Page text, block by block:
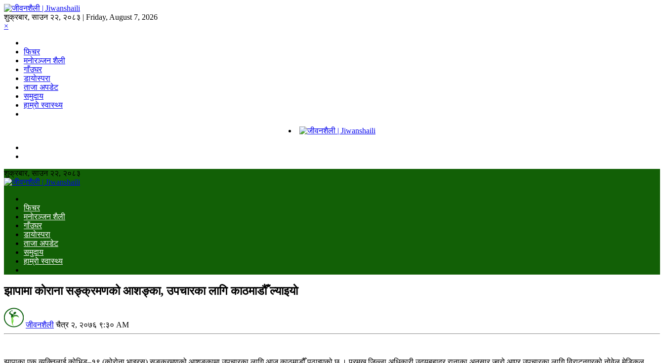
शुक्रबार, साउन २२, २०८३ | Friday, August 7, 2026
×
फिचर
मनाेरञ्जन शैली
गाँउघर
डायाेस्परा
ताजा अपडेट
समुदाय
हाम्राे स्वास्थ्य
शुक्रबार, साउन २२, २०८३
फिचर
मनाेरञ्जन शैली
गाँउघर
डायाेस्परा
ताजा अपडेट
समुदाय
हाम्राे स्वास्थ्य
झापामा काेराना सङ्क्रमणको आशङ्का, उपचारका लागि काठमाडौँ ल्याइयाे
जीवनशैली चैत्र २, २०७६ ९:३० AM